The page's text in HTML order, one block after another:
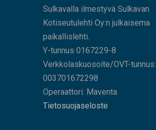
Sulkavalla ilmestyvä Sulkavan
Kotiseutulehti Oy:n julkaisema
paikallislehti.
Y-tunnus 0167229-8
Verkkolaskuosoite/OVT-tunnus:
003701672298
Operaattori: Maventa
Tietosuojaseloste